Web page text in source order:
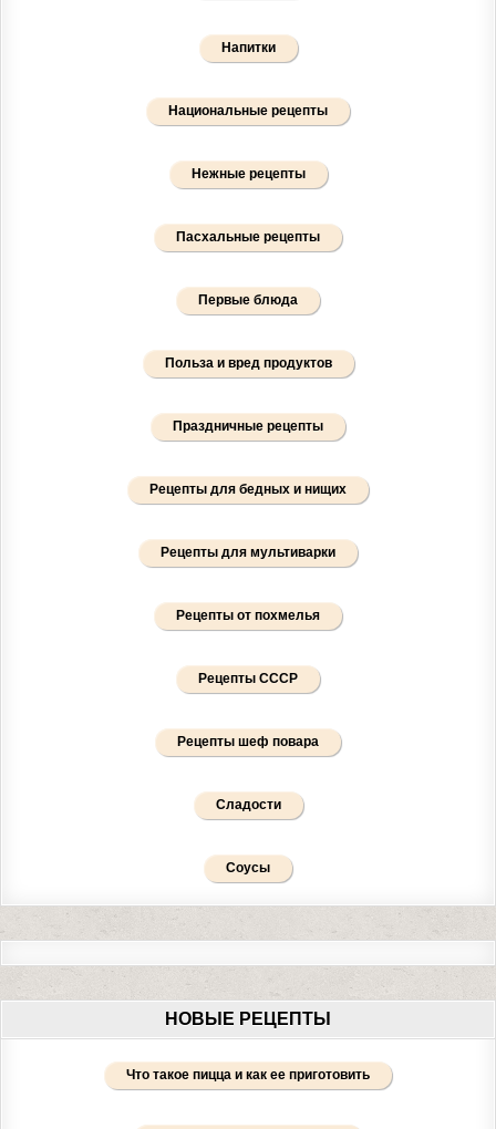
Напитки
Национальные рецепты
Нежные рецепты
Пасхальные рецепты
Первые блюда
Польза и вред продуктов
Праздничные рецепты
Рецепты для бедных и нищих
Рецепты для мультиварки
Рецепты от похмелья
Рецепты СССР
Рецепты шеф повара
Сладости
Соусы
НОВЫЕ РЕЦЕПТЫ
Что такое пицца и как ее приготовить